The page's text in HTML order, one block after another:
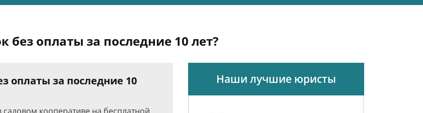
оплаты за последние 10 лет?
оплаты за последние 10
Наши лучшие юристы